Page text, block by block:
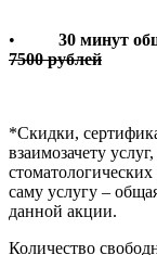
•
30 минут
7500рублей
*Скидки,
взаимозачету
саму услугу –
данной акции.
Количество